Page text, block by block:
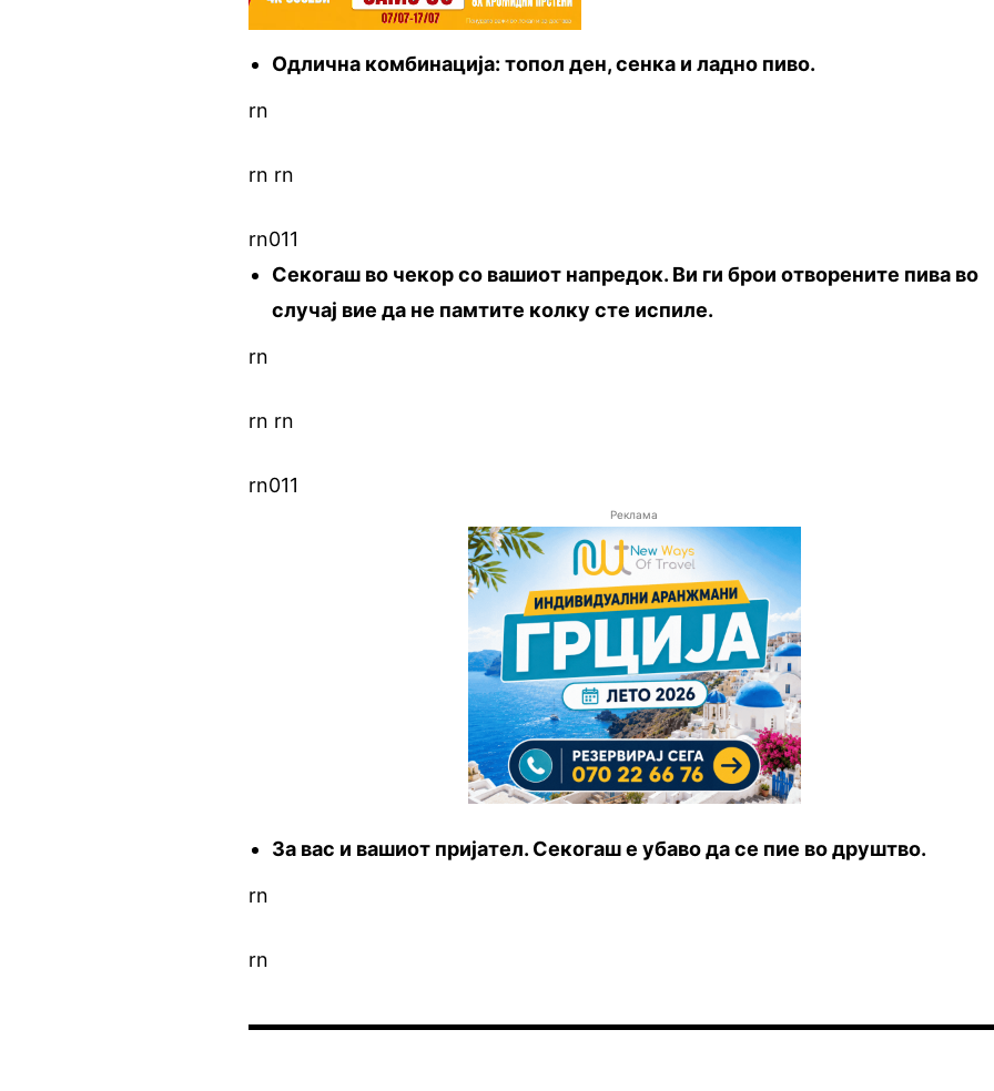
Одлична комбинација: топол ден, сенка и ладно пиво.
rn
rn rn
rn011
Секогаш во чекор со вашиот напредок. Ви ги брои отворените пива во
случај вие да не памтите колку сте испиле.
rn
rn rn
rn011
Реклама
За вас и вашиот пријател. Секогаш е убаво да се пие во друштво.
rn
rn